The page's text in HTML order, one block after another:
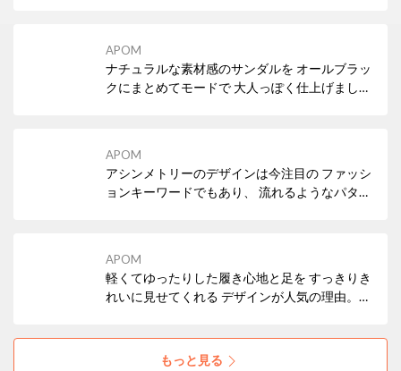
APOM
ナチュラルな素材感のサンダルを オールブラッ
クにまとめてモードで 大人っぽく仕上げまし
APOM
アシンメトリーのデザインは今注目の ファッシ
ョンキーワードでもあり、 流れるようなパター
るスタイルを選びません。
APOM
軽くてゆったりした履き心地と足を すっきりき
れいに見せてくれる デザインが人気の理由。
もっと見る